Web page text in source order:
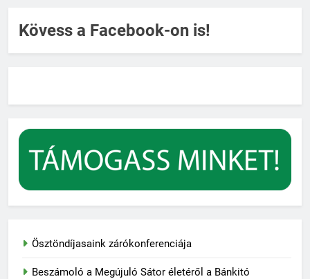
Kövess a Facebook-on is!
Ösztöndíjasaink zárókonferenciája
Beszámoló a Megújuló Sátor életéről a Bánkitó